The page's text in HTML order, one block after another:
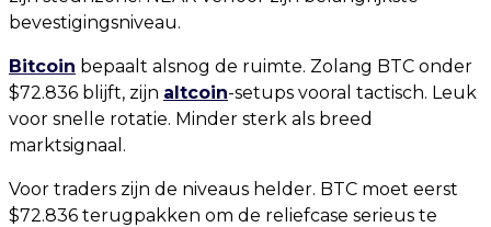
bevestigingsniveau.
Bitcoin bepaalt alsnog de ruimte. Zolang BTC onder
$72.836 blijft, zijn altcoin-setups vooral tactisch. Leuk
voor snelle rotatie. Minder sterk als breed
marktsignaal.
Voor traders zijn de niveaus helder. BTC moet eerst
$72.836 terugpakken om de reliefcase serieus te